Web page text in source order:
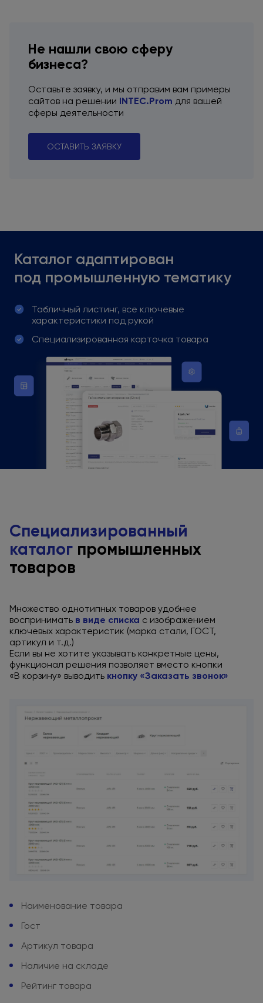
Не нашли свою сферу
бизнеса?
Оставьте заявку, и мы отправим вам примеры
сайтов на решении INTEC.Prom для вашей
сферы деятельности
ОСТАВИТЬ ЗАЯВКУ
Каталог адаптирован
под промышленную тематику
Табличный листинг, все ключевые
характеристики под рукой
Специализированная карточка товара
Специализированный
каталог промышленных
товаров
Множество однотипных товаров удобнее
воспринимать в виде списка с изображением
ключевых характеристик (марка стали, ГОСТ,
артикул и т.д.)
Если вы не хотите указывать конкретные цены,
функционал решения позволяет вместо кнопки
«В корзину» выводить кнопку «Заказать звонок»
Наименование товара
Гост
Артикул товара
Наличие на складе
Рейтинг товара